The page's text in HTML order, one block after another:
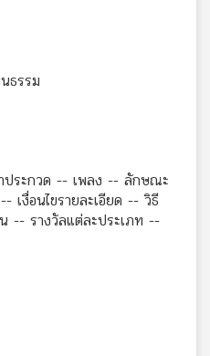
ธรรม
ระกวด -- เพลง -- ลักษณะ
เงื่อนไขรายละเอียด -- วิธี
-- รางวัลแต่ละประเภท --